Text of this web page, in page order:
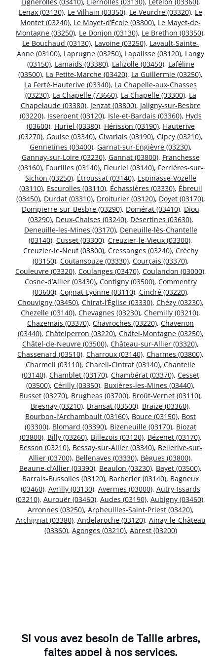
Lenax (03130), Le Vilhain (03350), Le Veurdre (03320), Le
Montet (03240), Le Mayet-d’École (03800), Le Mayet-de-
Montagne (03250), Le Donjon (03130), Le Brethon (03350),
Le Bouchaud (03130), Lavoine (03250), Lavault-Sainte-
Anne (03100), Laprugne (03250), Lapalisse (03120), Langy
(03150), Lamaids (03380), Lalizolle (03450), Laféline
(03500), La Petite-Marche (03420), La Guillermie (03250),
La Ferté-Hauterive (03340), La Chapelle-aux-Chasses
(03230), La Chapelle (73660), La Chapelle (03300), La
Chapelaude (03380), Jenzat (03800), Jaligny-sur-Besbre
(03220), Isserpent (03120), Isle-et-Bardais (03360), Hyds
(03600), Huriel (03380), Hérisson (03190), Hauterive
(03270), Gouise (03340), Givarlais (03190), Gipcy (03210),
Gennetines (03400), Garnat-sur-Engièvre (03230),
Gannay-sur-Loire (03230), Gannat (03800), Franchesse
(03160), Fourilles (03140), Fleuriel (03140), Ferrières-sur-
Sichon (03250), Étroussat (03140), Espinasse-Vozelle
(03110), Escurolles (03110), Échassières (03330), Ébreuil
(03450), Durdat (03310), Droiturier (03120), Doyet (03170),
Dompierre-sur-Besbre (03290), Domérat (03410), Diou
(03290), Deux-Chaises (03240), Désertines (03630),
Deneuille-les-Mines (03170), Deneuille-lès-Chantelle
(03140), Cusset (03300), Creuzier-le-Vieux (03300),
Creuzier-le-Neuf (03300), Cressanges (03240), Créchy
(03150), Coutansouze (03330), Courçais (03370),
Couleuvre (03320), Coulanges (03470), Coulandon (03000),
Cosne-d’Allier (03430), Contigny (03500), Commentry
(03600), Cognat-Lyonne (03110), Cindré (03220),
Chouvigny (03450), Chirat-l’Église (03330), Chézy (03230),
Chezelle (03140), Chevagnes (03230), Chemilly (03210),
Chazemais (03370), Chavroches (03220), Chavenon
(03440), Châtelperron (03220), Châtel-Montagne (03250),
Châtel-de-Neuvre (03500), Château-sur-Allier (03320),
Chassenard (03510), Charroux (03140), Charmes (03800),
Charmeil (03110), Chareil-Cintrat (03140), Chantelle
(03140), Chamblet (03170), Chambérat (03370), Cesset
(03500), Cérilly (03350), Buxières-les-Mines (03440),
Busset (03270), Brugheas (03700), Broût-Vernet (03110),
Bresnay (03210), Bransat (03500), Braize (03360),
Bourbon-l’Archambault (03160), Bouce (03150), Bost
(03300), Blomard (03390), Bizeneuille (03170), Biozat
(03800), Billy (03260), Billezois (03120), Bézenet (03170),
Besson (03210), Bessay-sur-Allier (03340), Bellerive-sur-
Allier (03700), Bellenaves (03330), Bègues (03800),
Beaune-d’Allier (03390), Beaulon (03230), Bayet (03500),
Barrais-Bussolles (03120), Barberier (03140), Bagneux
(03460), Avrilly (03130), Avermes (03000), Autry-Issards
(03210), Aurouër (03460), Audes (03190), Aubigny (03460),
Arronnes (03250), Arpheuilles-Saint-Priest (03420),
Archignat (03380), Andelaroche (03120), Ainay-le-Château
(03360), Agonges (03210), Abrest (03200)
Si vous avez besoin de Taille arbres,
faites appel à nos services.